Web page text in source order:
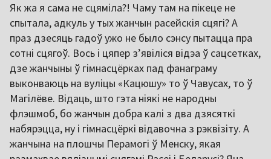
Як жа я сама не сцяміла?! Чаму там на пікеце не
спытала, адкуль у тых жанчын расейскія сцягі? А
праз дзесяць гадоў ужо не было сэнсу пытацца пра
сотні сцягоў. Вось і цяпер зʼявіліся відэа ў сацсетках,
дзе жанчыны ў гімнасцёрках пад фанаграму
выконваюць на вуліцы «Кацюшу» то ў Чавусах, то ў
Магілёве. Відаць, што гэта ніякі не народны
флэшмоб, бо жанчын добра калі з два дзясяткі
набярэцца, ну і гімнасцёркі відавочна з рэквізіту. А
жанчына на плошчы Перамогі ў Менску, якая